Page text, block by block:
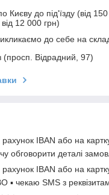
Києву до під'їзду (від
12 000 грн)
до себе на
(просп. Відрадний, 97)
IBAN або на
обговорити деталі
IBAN або на
чекаю SMS з